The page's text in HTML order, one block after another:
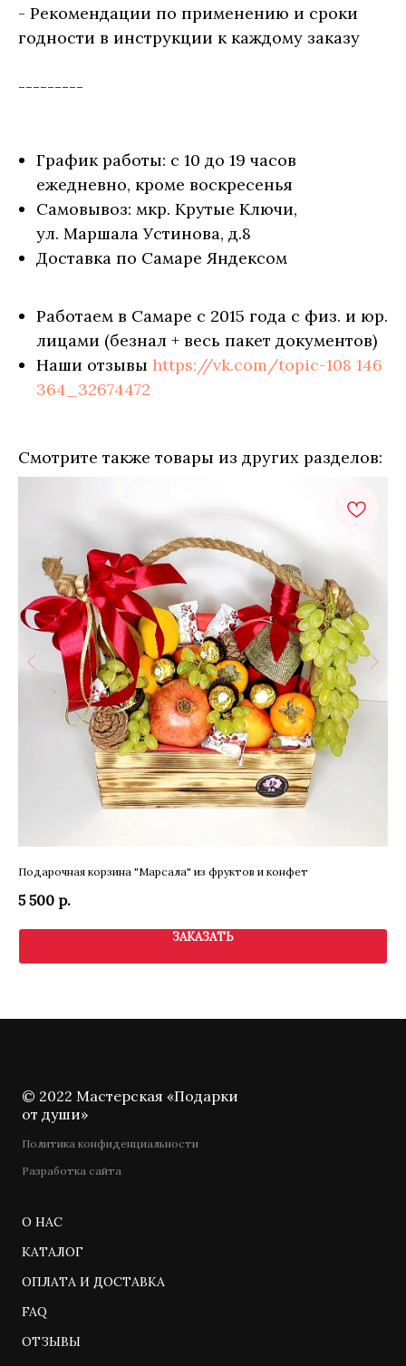
- Рекомендации по применению и сроки
годности в инструкции к каждому заказу
---------
График работы: с 10 до 19 часов
ежедневно, кроме воскресенья
Самовывоз: мкр. Крутые Ключи,
ул. Маршала Устинова, д.8
Доставка по Самаре Яндексом
Работаем в Самаре с 2015 года с физ. и юр.
лицами (безнал + весь пакет документов)
Наши отзывы https://vk.com/topic-108 146
364_32674472
Смотрите также товары из других разделов:
Подарочная корзина "Марсала" из фруктов и конфет
5 500 р.
ЗАКАЗАТЬ
© 2022 Мастерская «Подарки
от души»
Политика конфиденциальности
Разработка сайта
О НАС
КАТАЛОГ
ОПЛАТА И ДОСТАВКА
FAQ
ОТЗЫВЫ